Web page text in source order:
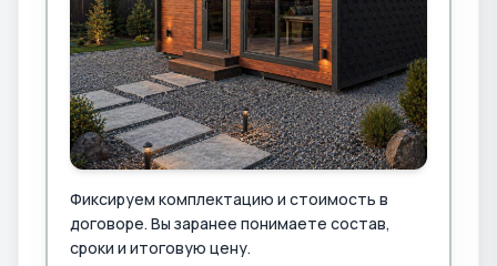
Фиксируем комплектацию и стоимость в
договоре. Вы заранее понимаете состав,
сроки и итоговую цену.